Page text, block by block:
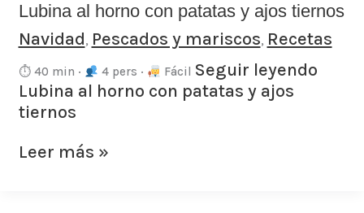
Lubina al horno con patatas y ajos tiernos
Navidad, Pescados y mariscos, Recetas
⏱ 40 min · 4 pers · Fácil Seguir leyendo
Lubina al horno con patatas y ajos
tiernos
Leer más »